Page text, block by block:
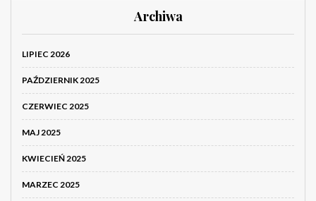
Archiwa
LIPIEC 2026
PAŹDZIERNIK 2025
CZERWIEC 2025
MAJ 2025
KWIECIEŃ 2025
MARZEC 2025